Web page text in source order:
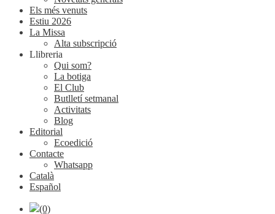
Els més venuts
Estiu 2026
La Missa
Alta subscripció
Llibreria
Qui som?
La botiga
El Club
Butlletí setmanal
Activitats
Blog
Editorial
Ecoedició
Contacte
Whatsapp
Català
Español
(0)